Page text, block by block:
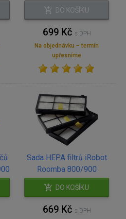
DO KOŠÍKU
699 Kč s DPH
Na objednávku – termín
upřesníme
Sada HEPA filtrů iRobot
Roomba 800/900
DO KOŠÍKU
669 Kč s DPH